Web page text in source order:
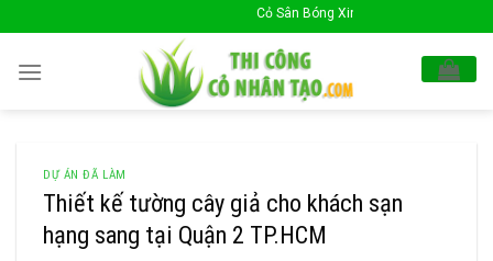
to
content
Cỏ Sân Bóng Xin Chào Quý Khách !
DỰ ÁN ĐÃ LÀM
Thiết kế tường cây giả cho khách sạn
hạng sang tại Quận 2 TP.HCM